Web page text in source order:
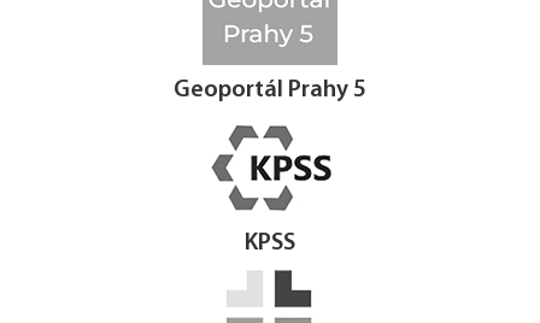
Geoportál Prahy 5
KPSS